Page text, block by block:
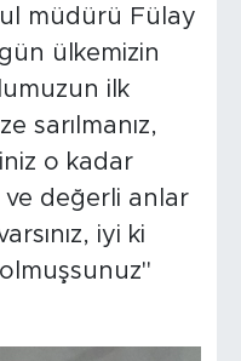
müdürü Fülay
ülkemizin
ilk
sarılmanız,
o kadar
değerli anlar
iyi ki